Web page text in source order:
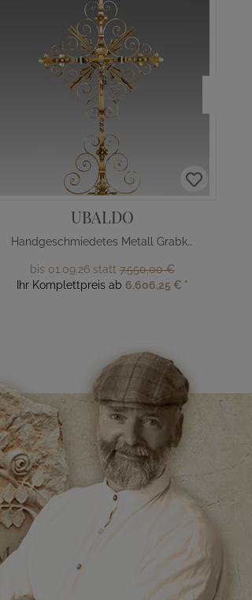
UBALDO
Handgeschmiedetes Metall Grabkreuz
bis 01.09.26 statt7.550,00 €
Ihr Komplettpreis ab 6.606,25 € *